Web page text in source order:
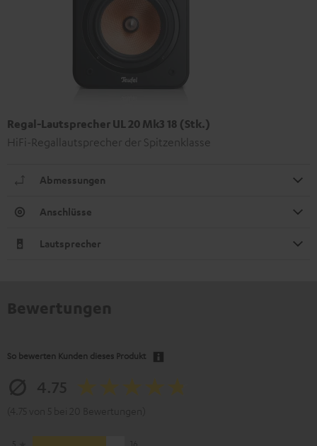
Regal-Lautsprecher UL 20 Mk3 18 (Stk.)
HiFi-Regallautsprecher der Spitzenklasse
Abmessungen
Anschlüsse
Lautsprecher
So bewerten Kunden dieses Produkt